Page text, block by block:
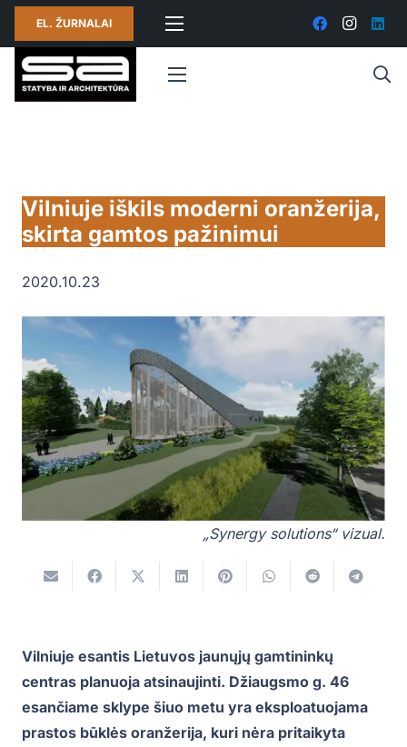
EL. ŽURNALAI
Vilniuje iškils moderni oranžerija,
skirta gamtos pažinimui
2020.10.23
„Synergy solutions“ vizual.
Vilniuje esantis Lietuvos jaunųjų gamtininkų
centras planuoja atsinaujinti. Džiaugsmo g. 46
esančiame sklype šiuo metu yra eksploatuojama
prastos būklės oranžerija, kuri nėra pritaikyta